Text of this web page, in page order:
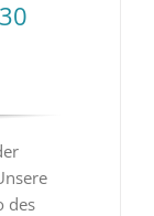
des